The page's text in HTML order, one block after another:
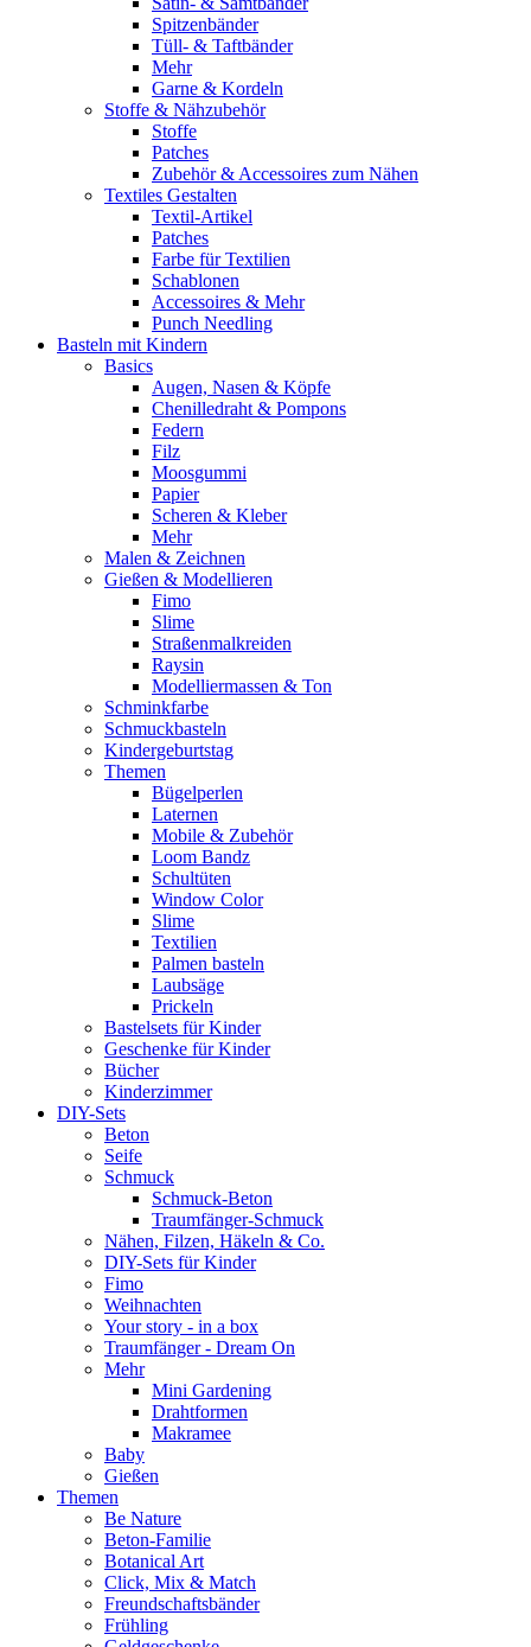
Spitzenbänder
Tüll- & Taftbänder
Mehr
Garne & Kordeln
Stoffe & Nähzubehör
Stoffe
Patches
Zubehör & Accessoires zum Nähen
Textiles Gestalten
Textil-Artikel
Patches
Farbe für Textilien
Schablonen
Accessoires & Mehr
Punch Needling
Basteln mit Kindern
Basics
Augen, Nasen & Köpfe
Chenilledraht & Pompons
Federn
Filz
Moosgummi
Papier
Scheren & Kleber
Mehr
Malen & Zeichnen
Gießen & Modellieren
Fimo
Slime
Straßenmalkreiden
Raysin
Modelliermassen & Ton
Schminkfarbe
Schmuckbasteln
Kindergeburtstag
Themen
Bügelperlen
Laternen
Mobile & Zubehör
Loom Bandz
Schultüten
Window Color
Slime
Textilien
Palmen basteln
Laubsäge
Prickeln
Bastelsets für Kinder
Geschenke für Kinder
Bücher
Kinderzimmer
DIY-Sets
Beton
Seife
Schmuck
Schmuck-Beton
Traumfänger-Schmuck
Nähen, Filzen, Häkeln & Co.
DIY-Sets für Kinder
Fimo
Weihnachten
Your story - in a box
Traumfänger - Dream On
Mehr
Mini Gardening
Drahtformen
Makramee
Baby
Gießen
Themen
Be Nature
Beton-Familie
Botanical Art
Click, Mix & Match
Freundschaftsbänder
Frühling